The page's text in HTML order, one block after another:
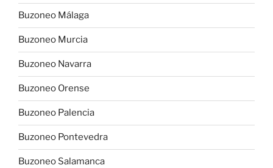
Buzoneo Málaga
Buzoneo Murcia
Buzoneo Navarra
Buzoneo Orense
Buzoneo Palencia
Buzoneo Pontevedra
Buzoneo Salamanca